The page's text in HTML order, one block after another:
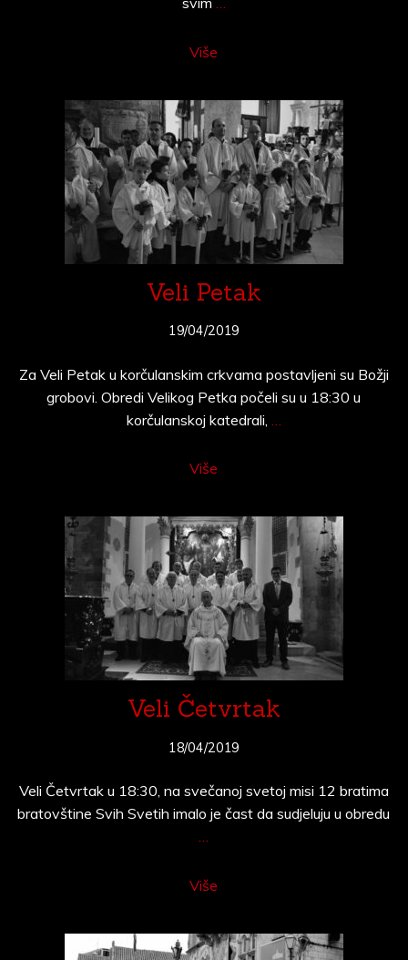
Više
Veli Petak
19/04/2019
Za Veli Petak u korčulanskim crkvama postavljeni su Božji
grobovi. Obredi Velikog Petka počeli su u 18:30 u
korčulanskoj katedrali,
Više
Veli Četvrtak
18/04/2019
Veli Četvrtak u 18:30, na svečanoj svetoj misi 12 bratima
bratovštine Svih Svetih imalo je čast da sudjeluju u obredu
…
Više